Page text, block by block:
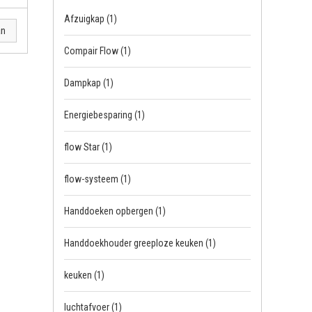
Afzuigkap (1)
Compair Flow(1)
Dampkap (1)
Energiebesparing (1)
flow Star(1)
flow-systeem (1)
Handdoeken opbergen (1)
Handdoekhouder greeploze keuken (1)
keuken (1)
luchtafvoer(1)